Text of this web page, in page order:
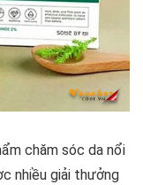
chăm sóc da nổi
nhiều giải thưởng